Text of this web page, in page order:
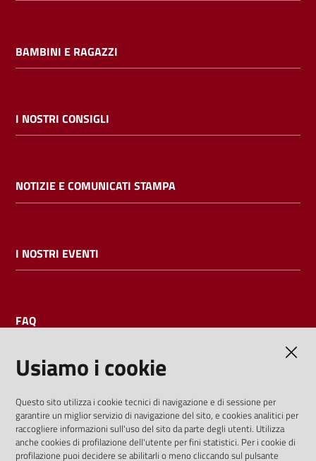
BAMBINI E RAGAZZI
I NOSTRI CONSIGLI
NOTIZIE E COMUNICATI STAMPA
I NOSTRI EVENTI
FAQ
I dati personali pubblicati sono riutilizzabili solo alle condizioni
previste dalla direttiva comunitaria 2003/98/CE e dal d.lgs.
36/2006
Usiamo i cookie
Questo sito utilizza i cookie tecnici di navigazione e di sessione per
garantire un miglior servizio di navigazione del sito, e cookies analitici per
raccogliere informazioni sull'uso del sito da parte degli utenti. Utilizza
anche cookies di profilazione dell'utente per fini statistici. Per i cookie di
profilazione puoi decidere se abilitarli o meno cliccando sul pulsante